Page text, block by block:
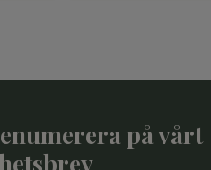
på vårt